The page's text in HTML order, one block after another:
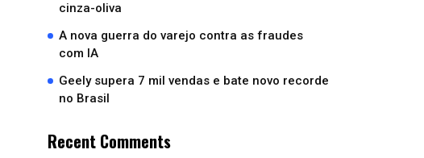
cinza-oliva
A nova guerra do varejo contra as fraudes
com IA
Geely supera 7 mil vendas e bate novo recorde
no Brasil
Recent Comments